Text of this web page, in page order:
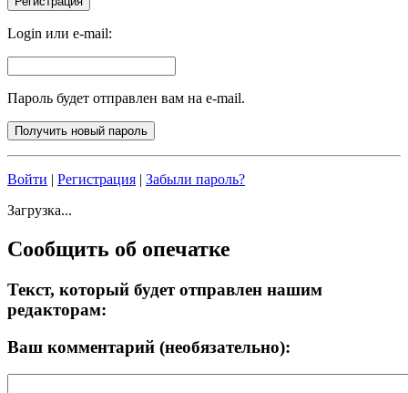
Login или e-mail:
Пароль будет отправлен вам на e-mail.
Войти | Регистрация | Забыли пароль?
Загрузка...
Сообщить об опечатке
Текст, который будет отправлен нашим
редакторам:
Ваш комментарий (необязательно):